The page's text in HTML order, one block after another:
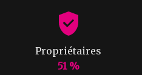
Propriétaires
51 %